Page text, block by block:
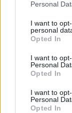
Please note that
not limited to
grant or deny
use your data
consent section.
Personal
I want to
personal
Opted In
I want to
Personal
Opted In
I want to
Personal
Opted In